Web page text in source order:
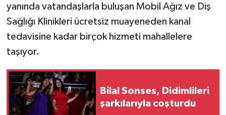
yanında vatandaşlarla buluşan Mobil Ağız ve Diş
Sağlığı Klinikleri ücretsiz muayeneden kanal
tedavisine kadar birçok hizmeti mahallelere
taşıyor.
Bilal Sonses, Didimlileri
şarkılarıyla coşturdu